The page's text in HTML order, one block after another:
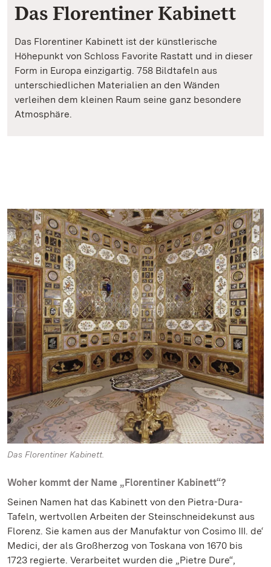
Das Florentiner Kabinett
Das Florentiner Kabinett ist der künstlerische
Höhepunkt von Schloss Favorite Rastatt und in dieser
Form in Europa einzigartig. 758 Bildtafeln aus
unterschiedlichen Materialien an den Wänden
verleihen dem kleinen Raum seine ganz besondere
Atmosphäre.
Das Florentiner Kabinett.
Woher kommt der Name „Florentiner Kabinett“?
Seinen Namen hat das Kabinett von den Pietra-Dura-
Tafeln, wertvollen Arbeiten der Steinschneidekunst aus
Florenz. Sie kamen aus der Manufaktur von Cosimo III. de‘
Medici, der als Großherzog von Toskana von 1670 bis
1723 regierte. Verarbeitet wurden die „Pietre Dure“,